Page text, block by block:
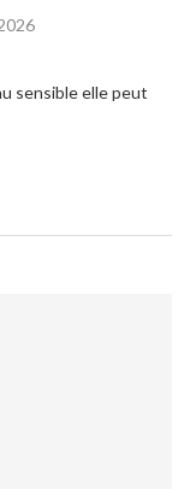
sensible elle peut